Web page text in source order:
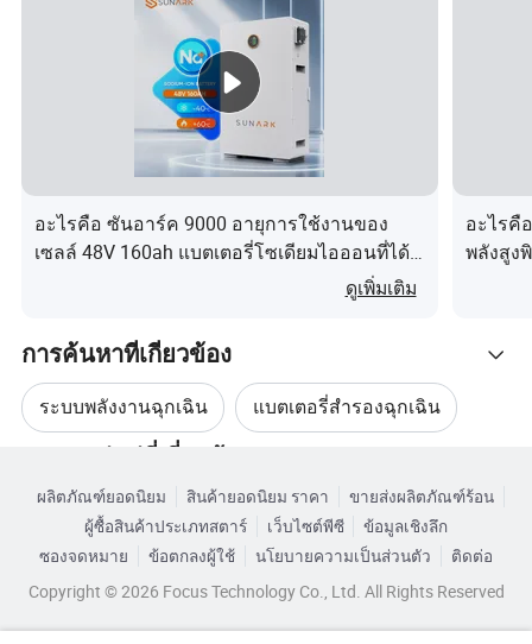
ใช้ในพื้นที่ขนาดเล็กและเคลื่อนย้ายได้ง่าย
9 เพิ่มความสะดวกในการใช้พื้นที่จัดเก็บข้อมูลคู่ขนานและรองรับการขยายพื้นที่
10 สามารถเพิ่มลงในชุดแบตเตอรี่เพื่อเพิ่มความจุ
สถานการณ์ที่สามารถใช้งานได้
2 แหล่งจ่ายไฟฉุกเฉินสำหรับการป้องกันมนุษย์
5 แหล่งจ่ายไฟฉุกเฉินในสถานการณ์เฉพาะฯลฯ
อะไรคือ ซันอาร์ค 9000 อายุการใช้งานของ
เซลล์ 48V 160ah แบตเตอรี่โซเดียมไอออนที่ได้
รับการรับรองจาก UL สำหรับระบบเก็บพลังงาน
แสงอาทิตย์ ผนังพลังงานบ้าน ระบบจัดการ
แบตเตอรี่ที่ชาญฉลาด
ดูเพิ่มเติม
อะไรคื
พลังสูง
การค้นหาที่เกี่ยวข้อง
ระบบพลังงานฉุกเฉิน แบตเตอรี่สำรองฉุกเฉิน
โรฮส์พลังงานฉุกเฉิน พลังงานฉุกเฉินรถยนต์
เรียกดูตามหมวดหมู่
ผลิตภัณฑ์ยอดนิยม สินค้ายอดนิยม ราคา
ขายส่งผลิตภัณฑ์ร้อน
ผู้ซื้อสินค้าประเภทสตาร์
เว็บไซต์พีซี
ข้อมูลเชิงลึก
ซองจดหมาย
ข้อตกลงผู้ใช้ นโยบายความเป็นส่วนตัว
ติดต่อ
Copyright © 2026 Focus Technology Co., Ltd. All Rights Reserved